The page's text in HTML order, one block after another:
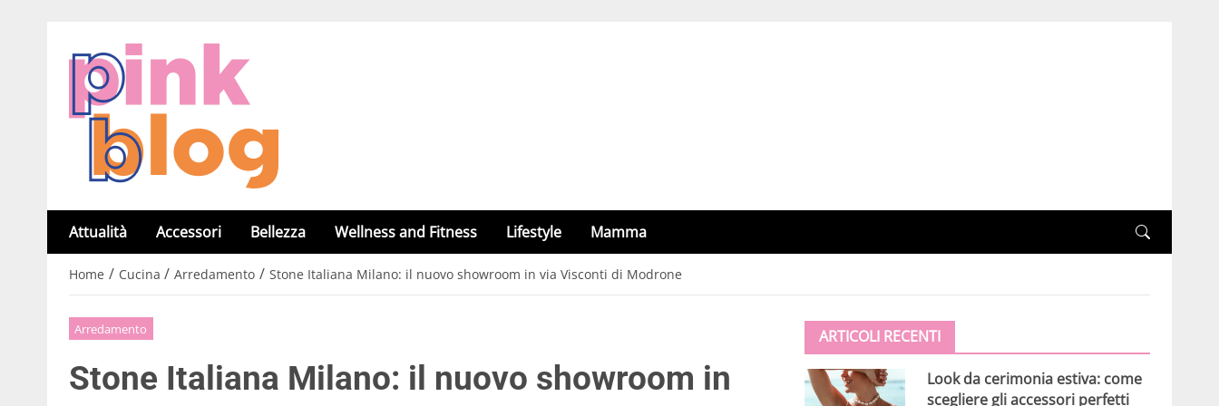
Attualità Accessori Bellezza Wellness and Fitness Lifestyle Mamma
Home / Cucina / Arredamento / Stone Italiana Milano: il nuovo showroom in via Visconti di Modrone
Arredamento
Stone Italiana Milano: il nuovo showroom in
ARTICOLI RECENTI
Look da cerimonia estiva: come
scegliere gli accessori perfetti